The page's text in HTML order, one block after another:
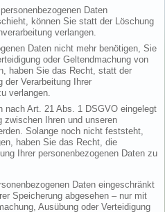
Daten
können Sie statt der Löschung
verlangen.
Daten nicht mehr benötigen, Sie
oder Geltendmachung von
haben Sie das Recht, statt der
der Verarbeitung Ihrer
verlangen.
nach Art. 21 Abs. 1 DSGVO eingelegt
zwischen Ihren und unseren
Solange noch nicht feststeht,
haben Sie das Recht, die
Ihrer personenbezogenen Daten zu
Daten eingeschränkt
Speicherung abgesehen – nur mit
Ausübung oder Verteidigung